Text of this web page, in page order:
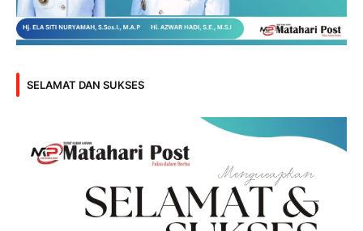
SELAMAT DAN SUKSES